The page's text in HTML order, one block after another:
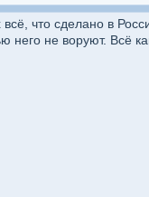
что сделано в
него не воруют. Всё